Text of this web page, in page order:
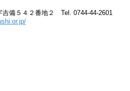
備５４２番地２ Tel. 0744-44-2601